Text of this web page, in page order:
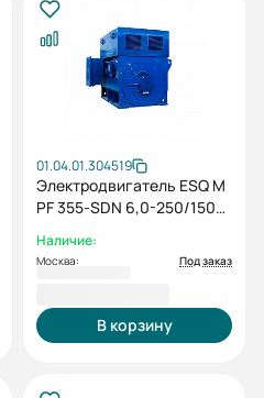
01.04.01.304519
Электродвигатель ESQ M
PF 355-SDN 6,0-250/1500
Наличие:
Москва: Под заказ
В корзину